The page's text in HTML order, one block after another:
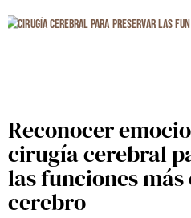
Reconocer
cirugía cerebral
las funciones
cerebro